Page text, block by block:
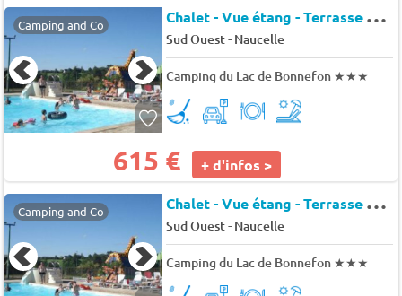
Camping and Co C
halet - Vue étang - Terrasse 5 pers.
Sud Ouest- Naucelle
Camping du Lac de Bonnefon ★★★
615 € + d'infos >
Camping and Co C
halet - Vue étang - Terrasse 8 pers.
Sud Ouest- Naucelle
Camping du Lac de Bonnefon ★★★